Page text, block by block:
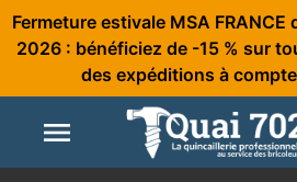
Fermeture estivale MSA
2026 : bénéficiez de -15 % sur
des expéditions à
